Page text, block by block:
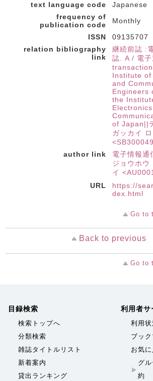
text language code
Japanese
frequency of
publication code
Monthly
ISSN
09135707
relation bibliography
link
継続前誌 :
誌. A / 電
Institute
and
Engineers
the
of Japan||
ガッカイ
author link
電子情報通
ジョウホウ
イ
URL
https://
dex.html
Go to
Back to previous
Go to
目録検索
検索トップへ
分類検索
雑誌タイトルリスト
新着案内
貸出ランキング
利用者サ
利用
ブック
お気
グ
約